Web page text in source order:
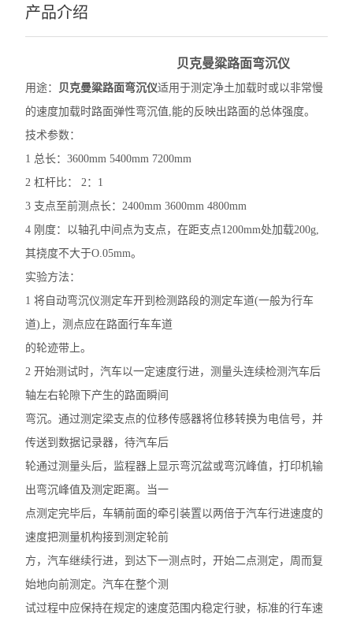
细集料棱角性测定仪
灌砂法容量测定仪
CBR附件
手持式应变仪
回弹仪
防水板焊缝气密性检测仪
洛杉矶磨耗试验机
轻重型触探仪
电动铺砂仪
高温炉
岩石双端面磨平机
泥浆三件套
震击式标准振筛机
产品介绍
贝克曼粱路面弯沉仪
用途： 贝克曼粱路面弯沉仪适用于测定净土加载时或以非常慢
的速度加载时路面弹性弯沉值,能的反映出路面的总体强度。
技术参数：
1 总长：3600mm 5400mm 7200mm
2 杠杆比： 2：1
3 支点至前测点长：2400mm 3600mm 4800mm
4 刚度：以轴孔中间点为支点，在距支点1200mm处加载200g,
其挠度不大于O.05mm。
实验方法：
1 将自动弯沉仪测定车开到检测路段的测定车道(一般为行车
道)上，测点应在路面行车车道
的轮迹带上。
2 开始测试时，汽车以一定速度行进，测量头连续检测汽车后
轴左右轮隙下产生的路面瞬间
弯沉。通过测定梁支点的位移传感器将位移转换为电信号，并
传送到数据记录器，待汽车后
轮通过测量头后，监程器上显示弯沉盆或弯沉峰值，打印机输
出弯沉峰值及测定距离。当一
点测定完毕后，车辆前面的牵引装置以两倍于汽车行进速度的
速度把测量机构接到测定轮前
方，汽车继续行进，到达下一测点时，开始二点测定，周而复
始地向前测定。汽车在整个测
试过程中应保持在规定的速度范围内稳定行驶，标准的行车速